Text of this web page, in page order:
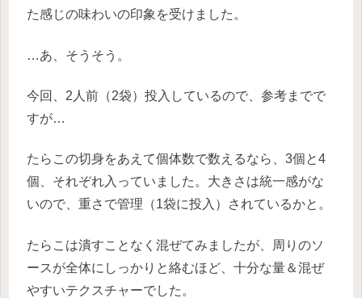
た感じの味わいの印象を受けました。
…あ、そうそう。
今回、2人前（2袋）投入しているので、参考までで
すが…
たらこの切身をあえて個体数で数えるなら、3個と4
個、それぞれ入っていました。大きさは統一感がな
いので、重さで管理（1袋に投入）されているかと。
たらこは潰すことなく混ぜてみましたが、周りのソ
ースが全体にしっかりと絡むほど、十分な量＆混ぜ
やすいテクスチャーでした。